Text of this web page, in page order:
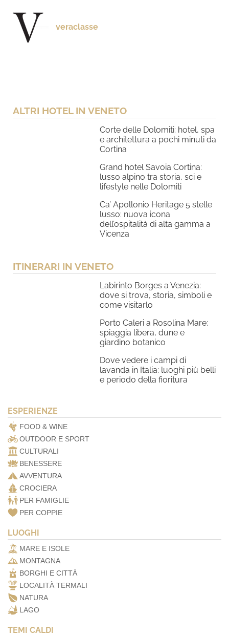
veraclasse
ALTRI HOTEL IN VENETO
Corte delle Dolomiti: hotel, spa
e architettura a pochi minuti da
Cortina
Grand hotel Savoia Cortina:
lusso alpino tra storia, sci e
lifestyle nelle Dolomiti
Ca’ Apollonio Heritage 5 stelle
lusso: nuova icona
dell’ospitalità di alta gamma a
Vicenza
ITINERARI IN VENETO
Labirinto Borges a Venezia:
dove si trova, storia, simboli e
come visitarlo
Porto Caleri a Rosolina Mare:
spiaggia libera, dune e
giardino botanico
Dove vedere i campi di
lavanda in Italia: luoghi più belli
e periodo della fioritura
ESPERIENZE
FOOD & WINE
OUTDOOR E SPORT
CULTURALI
BENESSERE
AVVENTURA
CROCIERA
PER FAMIGLIE
PER COPPIE
LUOGHI
MARE E ISOLE
MONTAGNA
BORGHI E CITTÀ
LOCALITÀ TERMALI
NATURA
LAGO
TEMI CALDI